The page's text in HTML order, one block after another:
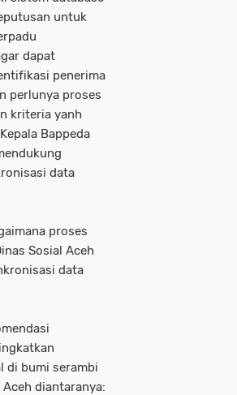
untuk
dapat
penerima
perlunya proses
kriteria yanh
Bappeda
data
proses
Sosial Aceh
data
di bumi serambi
diantaranya: